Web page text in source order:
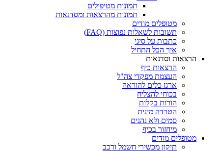
תמונות מטיפולים
תמונות מהרצאות ומסדנאות
מטופלים מודים
תשובות לשאלות נפוצות (FAQ)
כתבות על סיגי
איך הכל התחיל
הרצאות וסדנאות
הרצאות כיף
העצמת מפקדי צה"ל
ארגז כלים להוראה
בכוחי להצליח
הורות בקלות
הטרדה מינית
סמים ולא נהנים
מיחזור בכיף
מטופלים מודים
תיקון מכשירי חשמל ורכב